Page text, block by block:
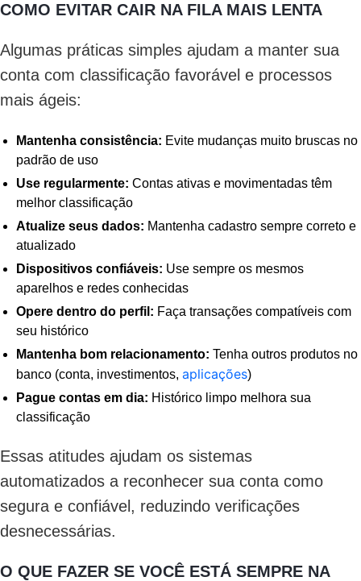
COMO EVITAR CAIR NA FILA MAIS LENTA
Algumas práticas simples ajudam a manter sua
conta com classificação favorável e processos
mais ágeis:
Mantenha consistência: Evite mudanças muito bruscas no
padrão de uso
Use regularmente: Contas ativas e movimentadas têm
melhor classificação
Atualize seus dados: Mantenha cadastro sempre correto e
atualizado
Dispositivos confiáveis: Use sempre os mesmos
aparelhos e redes conhecidas
Opere dentro do perfil: Faça transações compatíveis com
seu histórico
Mantenha bom relacionamento: Tenha outros produtos no
banco (conta, investimentos,aplicações)
Pague contas em dia: Histórico limpo melhora sua
classificação
Essas atitudes ajudam os sistemas
automatizados a reconhecer sua conta como
segura e confiável, reduzindo verificações
desnecessárias.
O QUE FAZER SE VOCÊ ESTÁ SEMPRE NA